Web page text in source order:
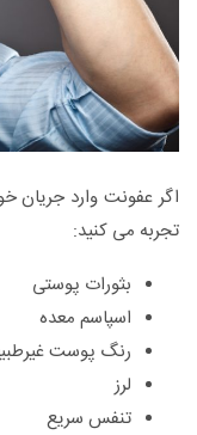
اگر عفونت وارد جریان
تجربه می کنید:
بثورات پوستی
اسپاسم معده
رنگ پوست
لرز
تنفس سریع